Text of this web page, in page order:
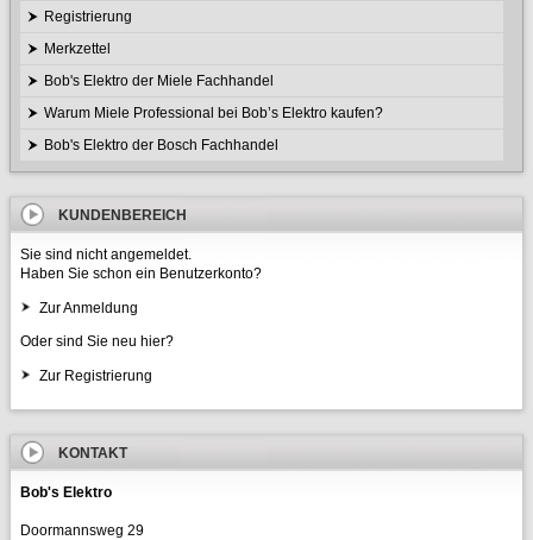
Registrierung
Merkzettel
Bob's Elektro der Miele Fachhandel
Warum Miele Professional bei Bob’s Elektro kaufen?
Bob's Elektro der Bosch Fachhandel
KUNDENBEREICH
Sie sind nicht angemeldet.
Haben Sie schon ein Benutzerkonto?
Zur Anmeldung
Oder sind Sie neu hier?
Zur Registrierung
KONTAKT
Bob's Elektro
Doormannsweg 29